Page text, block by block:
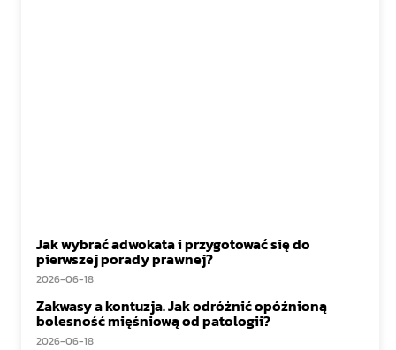
Jak wybrać adwokata i przygotować się do
pierwszej porady prawnej?
2026-06-18
Zakwasy a kontuzja. Jak odróżnić opóźnioną
bolesność mięśniową od patologii?
2026-06-18